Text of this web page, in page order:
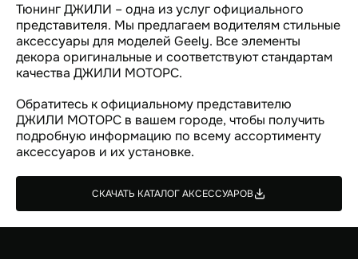
Тюнинг ДЖИЛИ – одна из услуг официального
представителя. Мы предлагаем водителям стильные
аксессуары для моделей Geely. Все элементы
декора оригинальные и соответствуют стандартам
качества ДЖИЛИ МОТОРС.
Обратитесь к официальному представителю
ДЖИЛИ МОТОРС в вашем городе, чтобы получить
подробную информацию по всему ассортименту
аксессуаров и их установке.
СКАЧАТЬ КАТАЛОГ АКСЕССУАРОВ